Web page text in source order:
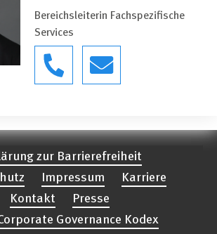
Bereichsleiterin Fachspezifische
Services
zur Barrierefreiheit
Impressum
Karriere
Kontakt
Presse
Governance Kodex